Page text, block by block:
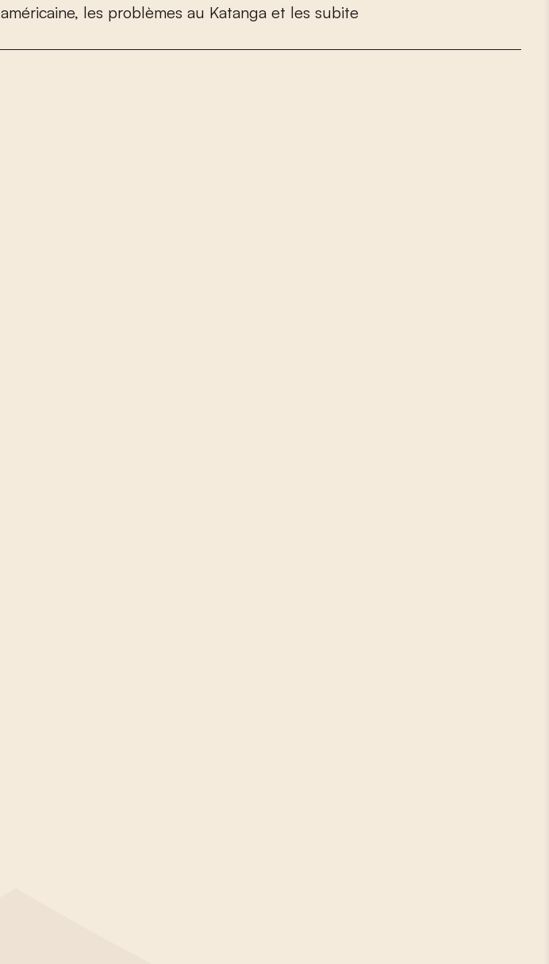
américaine, les problèmes au Katanga et les subite